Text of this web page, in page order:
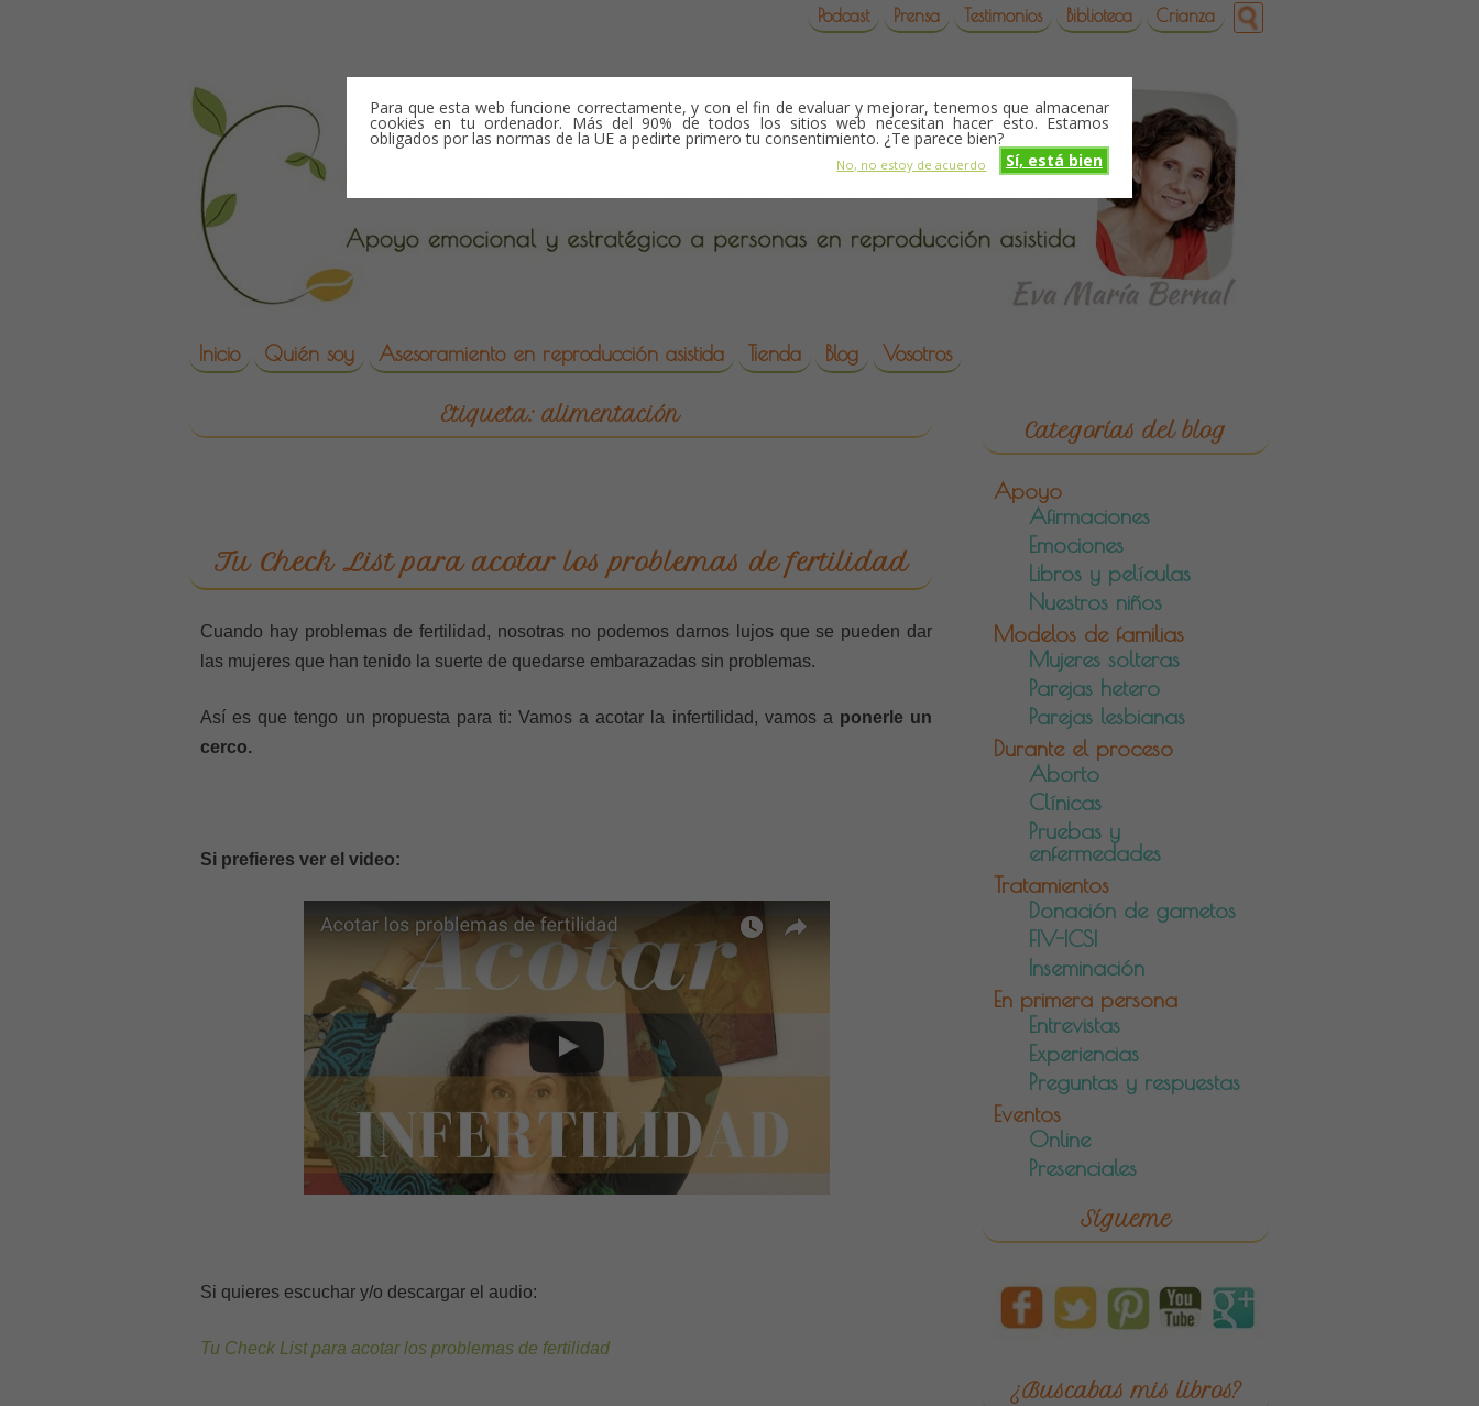
Para que esta web funcione correctamente, y con el fin de evaluar y mejorar, tenemos que almacenar
cookies en tu ordenador. Más del 90% de todos los sitios web necesitan hacer esto. Estamos
obligados por las normas de la UE a pedirte primero tu consentimiento. ¿Te parece bien?
Sí, está bien
No, no estoy de acuerdo
Podcast Prensa Testimonios Biblioteca Crianza
reproduccion asistida
Skip to content
Inicio Quién soy Asesoramiento en reproducción asistida Tienda Blog Vosotros
Etiqueta:alimentación
Tu Check List para acotar los problemas de fertilidad
Cuando hay problemas de fertilidad, nosotras no podemos darnos lujos que se pueden dar
las mujeres que han tenido la suerte de quedarse embarazadas sin problemas.
Así es que tengo un propuesta para ti: Vamos a acotar la infertilidad, vamos a ponerle un
cerco.
Si prefieres ver el video:
Si quieres escuchar y/o descargar el audio:
Tu Check List para acotar los problemas de fertilidad
Categorías del blog
Apoyo
Afirmaciones
Emociones
Libros y películas
Nuestros niños
Modelos de familias
Mujeres solteras
Parejas hetero
Parejas lesbianas
Durante el proceso
Aborto
Clínicas
Pruebas y
enfermedades
Tratamientos
Donación de gametos
FIV-ICSI
Inseminación
En primera persona
Entrevistas
Experiencias
Preguntas y respuestas
Eventos
Online
Presenciales
Sígueme
¿Buscabas mis libros?